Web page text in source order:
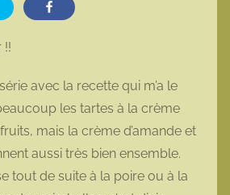
o
t
t
e
!!
avec la recette qui m’a le
les tartes à la crème
mais la crème d’amande et
aussi très bien ensemble.
tout de suite à la poire ou à la